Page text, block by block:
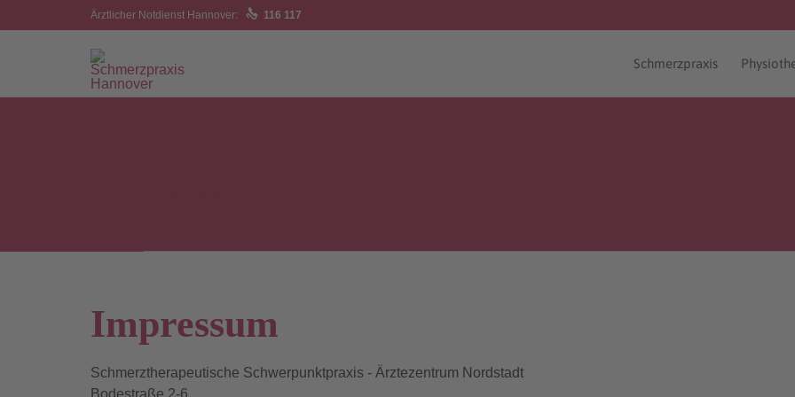
Ärztlicher Notdienst Hannover:  116 117
Schmerzpraxis
Impressum
Schmerztherapeutische Schwerpunktpraxis - Ärztezentrum Nordstadt
Bodestraße 2-6